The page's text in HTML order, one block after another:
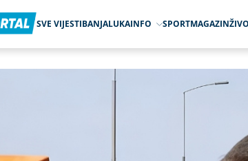
SVE VIJESTIBANJALUKAINFO SPORTMAGAZIN